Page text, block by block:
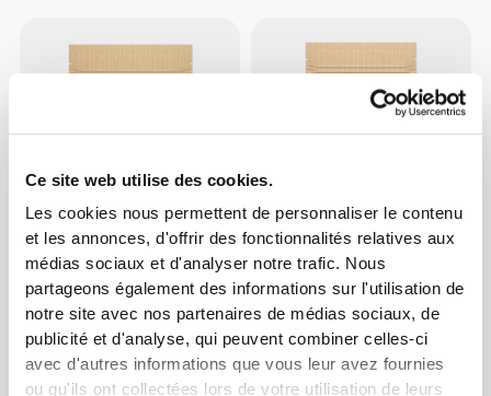
Ce site web utilise des cookies.
Les cookies nous permettent de personnaliser le contenu
et les annonces, d'offrir des fonctionnalités relatives aux
médias sociaux et d'analyser notre trafic. Nous
partageons également des informations sur l'utilisation de
notre site avec nos partenaires de médias sociaux, de
publicité et d'analyse, qui peuvent combiner celles-ci
avec d'autres informations que vous leur avez fournies
ou qu'ils ont collectées lors de votre utilisation de leurs
€6.99
Farine de Coco 500 g
€11.99
Farine d'Amande 250g